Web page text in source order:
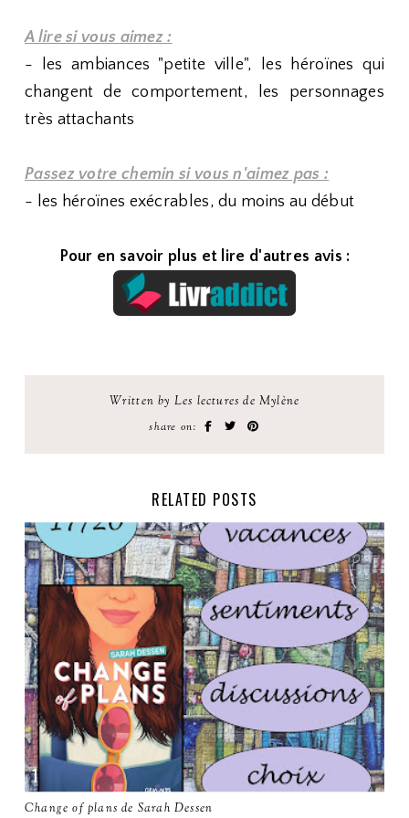
A lire si vous aimez :
- les ambiances "petite ville", les héroïnes qui
changent de comportement, les personnages
très attachants
Passez votre chemin si vous n'aimez pas :
- les héroïnes exécrables, du moins au début
Pour en savoir plus et lire d'autres avis :
Written by Les lectures de Mylène
share on:
RELATED POSTS
Change of plans de Sarah Dessen